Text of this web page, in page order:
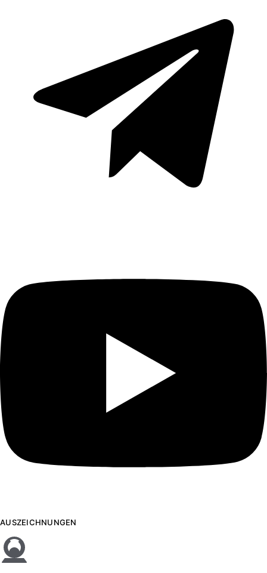
AUSZEICHNUNGEN